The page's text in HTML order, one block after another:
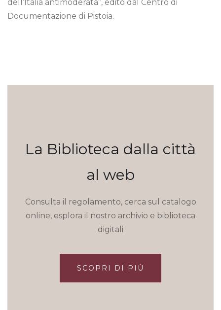
dell’Italia antimoderata”, edito dal Centro di
Documentazione di Pistoia.
La Biblioteca dalla città
al web
Consulta il regolamento, cerca sul catalogo
online, esplora il nostro archivio e biblioteca
digitali
SCOPRI DI PIÙ